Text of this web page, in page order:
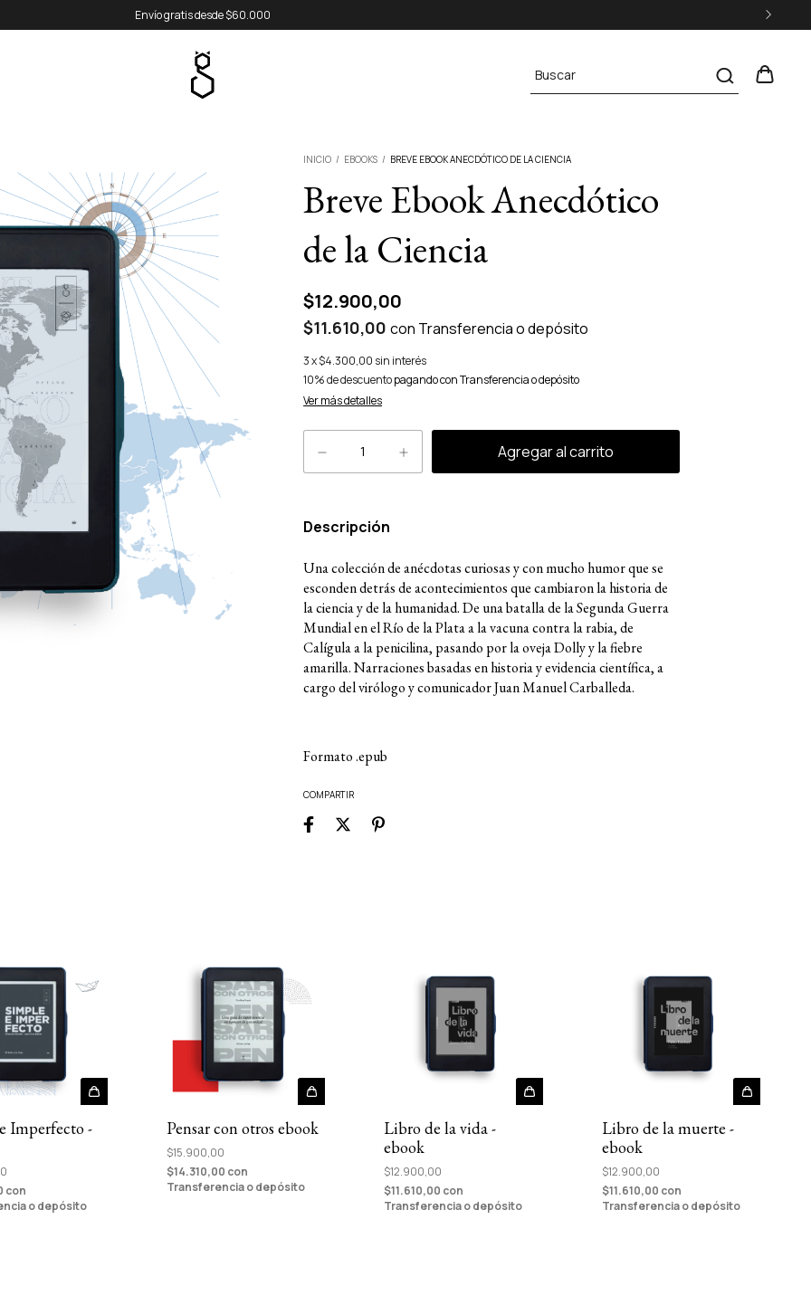
Envío gratis desde $60.000
INICIO / EBOOKS / BREVE EBOOK ANECDÓTICO DE LA CIENCIA
Breve Ebook Anecdótico
de la Ciencia
$12.900,00
$11.610,00con Transferencia o depósito
3x$4.300,00 sin interés
10% de descuentopagando con Transferencia o depósito
Ver más detalles
Descripción
Una colección de anécdotas curiosas y con mucho humor que se
esconden detrás de acontecimientos que cambiaron la historia de
la ciencia y de la humanidad. De una batalla de la Segunda Guerra
Mundial en el Río de la Plata a la vacuna contra la rabia, de
Calígula a la penicilina, pasando por la oveja Dolly y la fiebre
amarilla. Narraciones basadas en historia y evidencia científica, a
cargo del virólogo y comunicador Juan Manuel Carballeda.
Formato .epub
COMPARTIR
Imperfecto -
con
o depósito
Pensar con otros ebook
$15.900,00
$14.310,00 con
Transferencia o depósito
Libro de la vida -
ebook
$12.900,00
$11.610,00 con
Transferencia o depósito
Libro de la muerte -
ebook
$12.900,00
$11.610,00 con
Transferencia o depósito